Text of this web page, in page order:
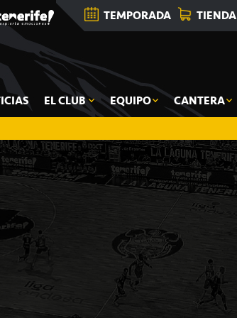
TEMPORADA TIENDA
EL CLUB EQUIPO CANTERA